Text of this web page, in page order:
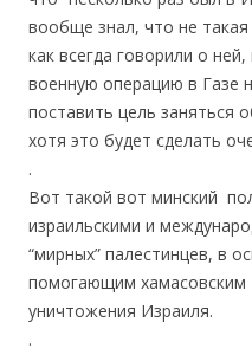
вообще знал, что не такая
как всегда говорили о
военную операцию в Газе
поставить цель заняться
хотя это будет сделать
.
Вот такой вот минский
израильскими и
“мирных” палестинцев, в
помогающим
уничтожения Израиля.
.